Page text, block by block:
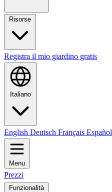
Registra il mio giardino gratis
Italiano
English Deutsch Français Español
Menu
Prezzi
Funzionalità